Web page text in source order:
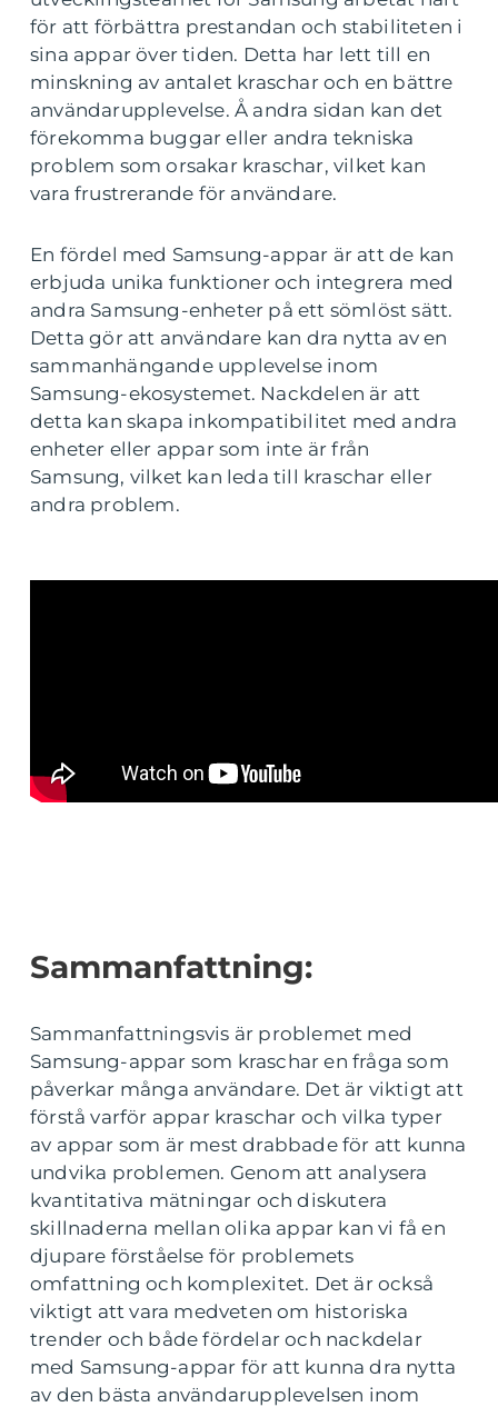
för att förbättra prestandan och stabiliteten i
sina appar över tiden. Detta har lett till en
minskning av antalet kraschar och en bättre
användarupplevelse. Å andra sidan kan det
förekomma buggar eller andra tekniska
problem som orsakar kraschar, vilket kan
vara frustrerande för användare.
En fördel med Samsung-appar är att de kan
erbjuda unika funktioner och integrera med
andra Samsung-enheter på ett sömlöst sätt.
Detta gör att användare kan dra nytta av en
sammanhängande upplevelse inom
Samsung-ekosystemet. Nackdelen är att
detta kan skapa inkompatibilitet med andra
enheter eller appar som inte är från
Samsung, vilket kan leda till kraschar eller
andra problem.
Sammanfattning:
Sammanfattningsvis är problemet med
Samsung-appar som kraschar en fråga som
påverkar många användare. Det är viktigt att
förstå varför appar kraschar och vilka typer
av appar som är mest drabbade för att kunna
undvika problemen. Genom att analysera
kvantitativa mätningar och diskutera
skillnaderna mellan olika appar kan vi få en
djupare förståelse för problemets
omfattning och komplexitet. Det är också
viktigt att vara medveten om historiska
trender och både fördelar och nackdelar
med Samsung-appar för att kunna dra nytta
av den bästa användarupplevelsen inom